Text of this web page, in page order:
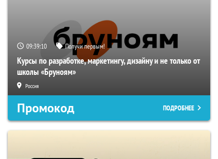
09:39:09 Получи первым!
Курсы по разработке, маркетингу, дизайну и не только от
школы «Бруноям»
Россия
Промокод ПОДРОБНЕЕ